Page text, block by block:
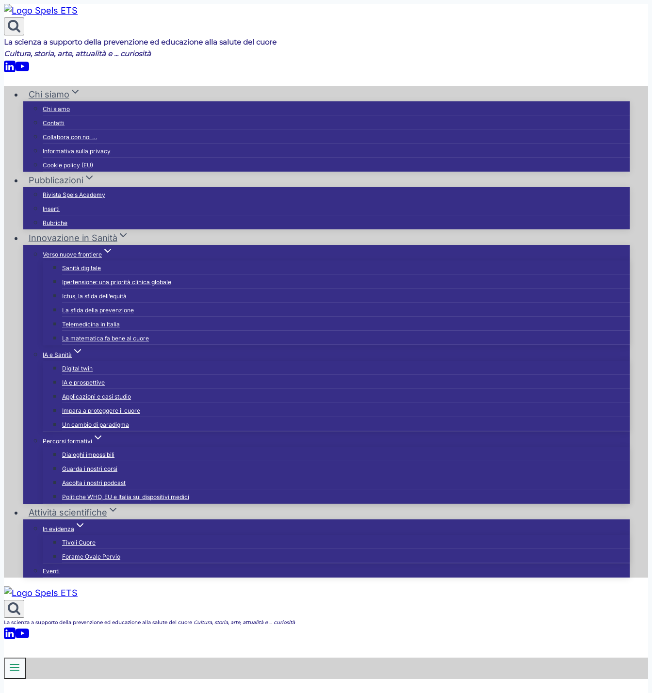
Salta
al
contenuto
La scienza a supporto della prevenzione ed educazione alla salute del cuore
Cultura, storia, arte, attualità e ... curiosità
Chi siamo
Chi siamo
Contatti
Collabora con noi …
Informativa sulla privacy
Cookie policy (EU)
Pubblicazioni
Rivista Spels Academy
Inserti
Rubriche
Innovazione in Sanità
Verso nuove frontiere
Sanità digitale
Ipertensione: una priorità clinica globale
Ictus, la sfida dell’equità
La sfida della prevenzione
Telemedicina in Italia
La matematica fa bene al cuore
IA e Sanità
Digital twin
IA e prospettive
Applicazioni e casi studio
Impara a proteggere il cuore
Un cambio di paradigma
Percorsi formativi
Dialoghi impossibili
Guarda i nostri corsi
Ascolta i nostri podcast
Politiche WHO, EU e Italia sui dispositivi medici
Attività scientifiche
In evidenza
Tivoli Cuore
Forame Ovale Pervio
Eventi
La scienza a supporto della prevenzione ed educazione alla salute del cuore Cultura, storia, arte, attualità e ... curiosità